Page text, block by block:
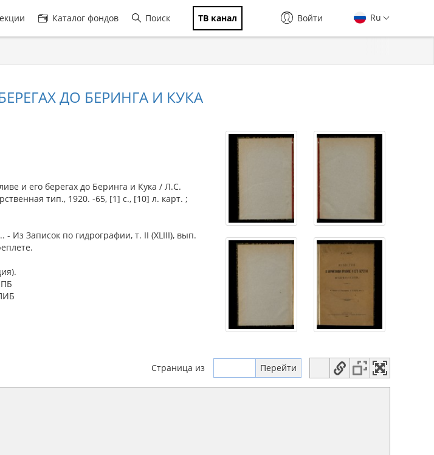
Каталог фондов Поиск ТВ канал Ru
Войти
ДО БЕРИНГА И КУКА
и его берегах до Беринга и Кука / Л.С.
тип., 1920. -65, [1] с., [10] л. карт. ;
Из Записок по гидрографии, т. II (XLIII), вып.
Страница из